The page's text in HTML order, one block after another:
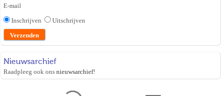
E-mail
Inschrijven
Uitschrijven
Nieuwsarchief
Raadpleeg ook ons nieuwsarchief!